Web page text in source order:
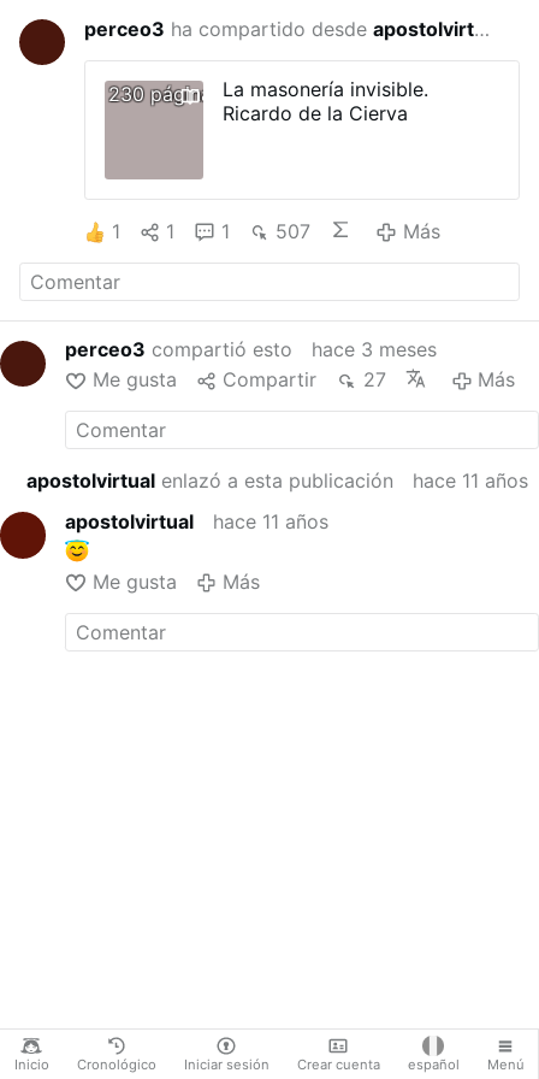
Inicio Cronológico Iniciar sesión Crear cuenta español Menú
perceo3 ha compartido desdeapostolvirtual
230 páginas
La masonería invisible.
Ricardo de la Cierva
1 1 1 507 Más
perceo3 compartió esto
hace 3 meses
Me gusta
Compartir 27 Más
apostolvirtual enlazó a esta publicación
hace 11 años
apostolvirtual
hace 11 años
Me gusta Más